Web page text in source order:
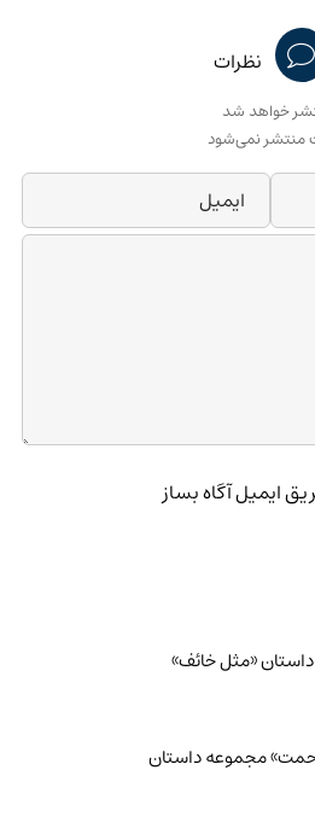
نظرات
خواهد شد
منتشر نمی‌شود
ایمیل آگاه بساز
«مثل خائف»
مجموعه داستان